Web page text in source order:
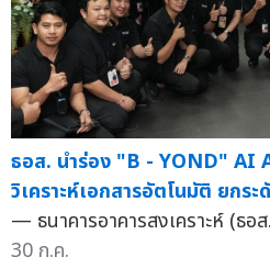
ธอส. นำร่อง "B - YOND" AI
วิเคราะห์เอกสารอัตโนมัติ ยกร
— ธนาคารอาคารสงเคราะห์ (ธอ
30 ก.ค.